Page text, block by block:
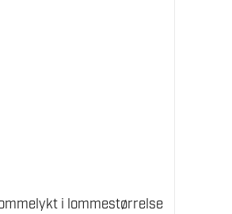
i lommestørrelse